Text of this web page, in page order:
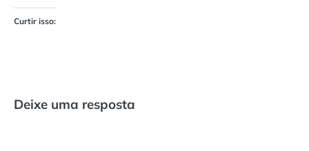
Curtir isso:
Deixe uma resposta